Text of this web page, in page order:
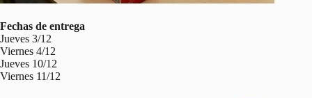
Fechas de entrega
Jueves 3/12
Viernes 4/12
Jueves 10/12
Viernes 11/12